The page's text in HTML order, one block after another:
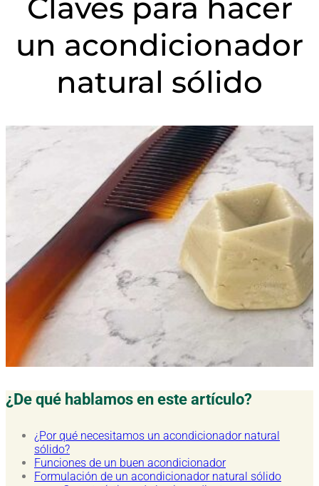
Claves para hacer
un acondicionador
natural sólido
¿De qué hablamos en este artículo?
¿Por qué necesitamos un acondicionador natural
sólido?
Funciones de un buen acondicionador
Formulación de un acondicionador natural sólido